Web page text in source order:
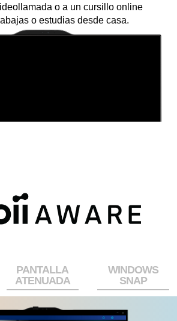
o a un cursillo online
o estudias desde casa.
PANTALLA
ATENUADA
WINDOWS
SNAP